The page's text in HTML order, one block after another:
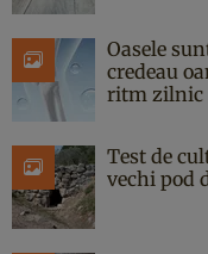
Oasele
credeau
ritm zilnic
Test de
vechi pod